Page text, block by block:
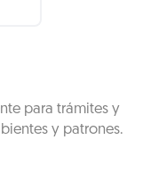
para trámites y
y patrones.